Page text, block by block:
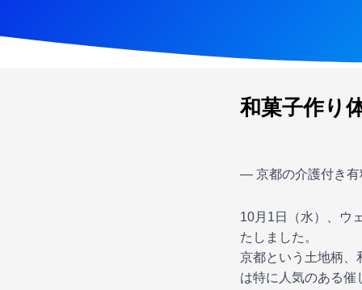
和菓子作り
― 京都の介護付き
10月1日（水）、ウ
たしました。
京都という土地柄、
は特に人気のある催